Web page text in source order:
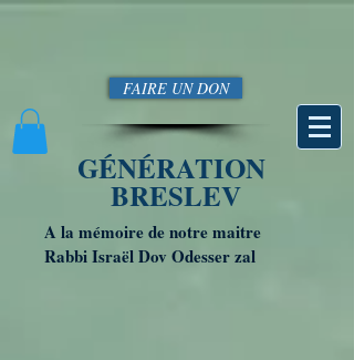
FAIRE UN DON
GÉNÉRATION
BRESLEV
A la mémoire de notre maitre
Rabbi Israël Dov Odesser zal